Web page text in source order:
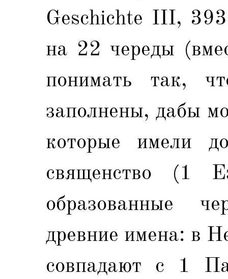
Geschichte III,
на 22 череды
понимать так,
заполнены, дабы
которые имели
священство (1
образованные
древние имена: в
совпадают с 1